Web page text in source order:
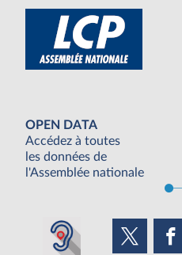
OPEN DATA
Accédez à toutes
les données de
l'Assemblée nationale